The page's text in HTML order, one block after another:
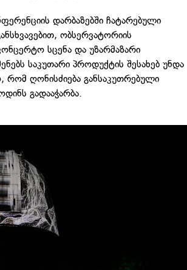
დარბაზებში ჩატარებული
ობსერვატორიის
სცენა და უზარმაზარი
საკუთარი პროდუქტის შესახებ უნდა
ღონისძიება განსაკუთრებული
გადააჭარბა.